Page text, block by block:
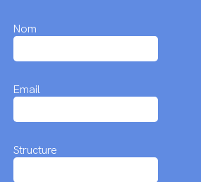
Nom
Email
Structure